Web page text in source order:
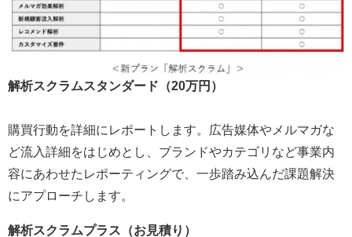
解析スクラムスタンダード（20万円）
購買行動を詳細にレポートします。広告媒体やメルマガな
ど流入詳細をはじめとし、ブランドやカテゴリなど事業内
容にあわせたレポーティングで、一歩踏み込んだ課題解決
にアプローチします。
解析スクラムプラス（お見積り）